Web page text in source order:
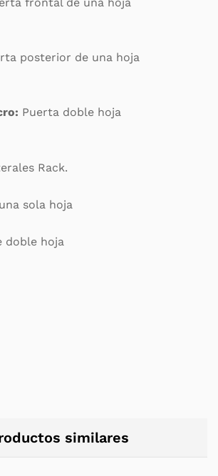
posterior de una hoja
Puerta doble hoja
Rack.
sola hoja
doble hoja
similares